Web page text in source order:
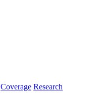
Coverage Research